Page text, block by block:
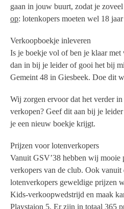
gaan in jouw buurt, zodat je
op: lotenkopers moeten wel 18
Verkoopboekje inleveren
Is je boekje vol of ben je klaar
dan in bij je leider of gooi het bij
Gemeint 48 in Giesbeek. Doe dit
Wij zorgen ervoor dat het verder
verkopen? Geef dit aan bij je
je een nieuw boekje krijgt.
Prijzen voor lotenverkopers
Vanuit GSV’38 hebben wij mooie
verkopers van de club. Ook
lotenverkopers geweldige prijzen
Kids-verkoopwedstrijd en maak
Playstaion 5. Er zijn in totaal 365